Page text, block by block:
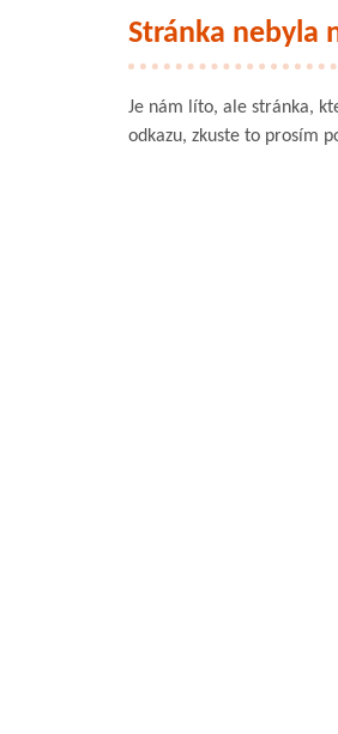
Stránka nebyla
Je nám líto, ale stránka,
odkazu, zkuste to prosím